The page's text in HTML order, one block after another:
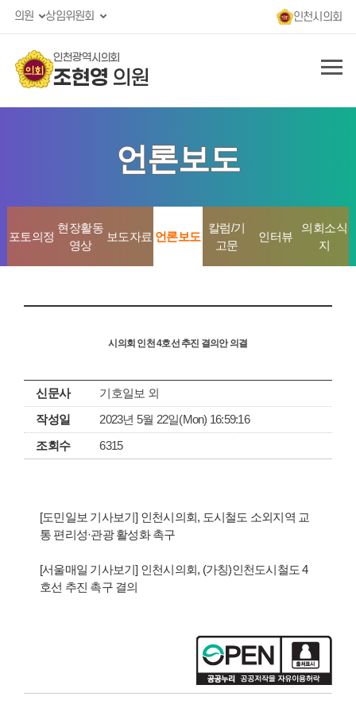
의원 상임위원회 인천시의회
인천광역시의회
조현영 의원
언론보도
포토의정
현장활동
영상
보도자료 언론보도
칼럼/기
고문
인터뷰
의회소식
지
시의회 인천 4호선 추진 결의안 의결
신문사
기호일보 외
작성일
2023년 5월 22일(Mon) 16:59:16
조회수
6315
[도민일보 기사보기] 인천시의회, 도시철도 소외지역 교
통 편리성·관광 활성화 촉구
[서울매일 기사보기] 인천시의회, (가칭)인천도시철도 4
호선 추진 촉구 결의